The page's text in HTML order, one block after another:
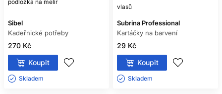
podložka na melír
Sibel
Kadeřnické potřeby
270 Kč
Koupit
Skladem ㅤ
vlasů
Subrina Professional
Kartáčky na barvení
29 Kč
Koupit
Skladem ㅤ